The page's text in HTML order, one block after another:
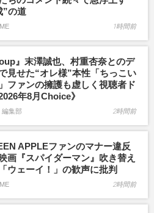
”の道
1時間前
』末澤誠也、村重杏奈とのデ
見せた“オレ様”本性「ちっこい
ファンの擁護も虚しく視聴者ド
年8月Choice》
編集部 2時間前
APPLEファンのマナー違反
画『スパイダーマン』吹き替え
ウェーイ！」の歓声に批判
2時間前